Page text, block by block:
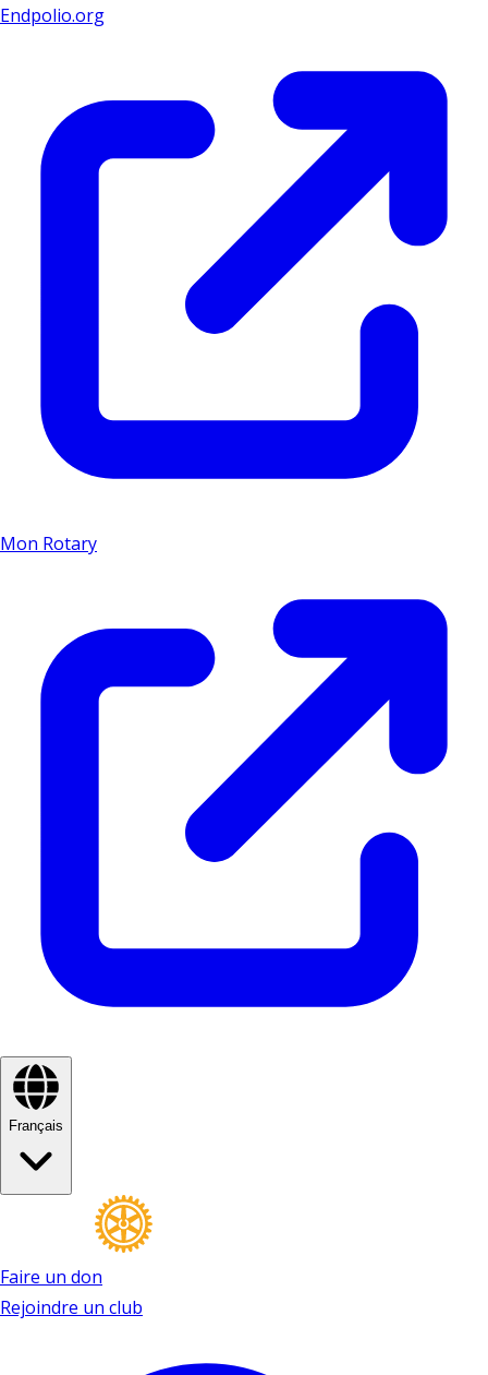
Endpolio.org
Mon Rotary
Français
Faire un don
Rejoindre un club